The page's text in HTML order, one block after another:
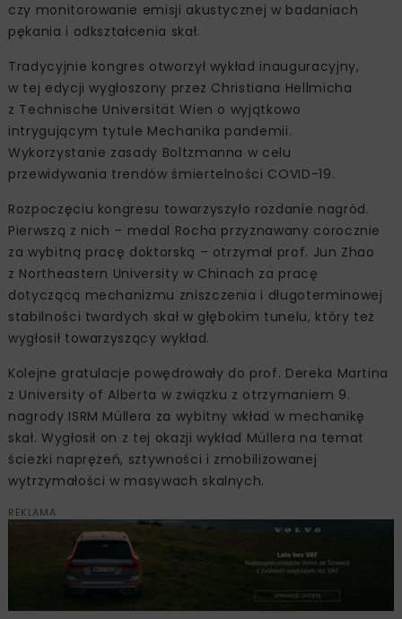
czy monitorowanie emisji akustycznej w badaniach
pękania i odkształcenia skał.
Tradycyjnie kongres otworzył wykład inauguracyjny,
w tej edycji wygłoszony przez Christiana Hellmicha
z Technische Universität Wien o wyjątkowo
intrygującym tytule Mechanika pandemii.
Wykorzystanie zasady Boltzmanna w celu
przewidywania trendów śmiertelności COVID-19.
Rozpoczęciu kongresu towarzyszyło rozdanie nagród.
Pierwszą z nich – medal Rocha przyznawany corocznie
za wybitną pracę doktorską – otrzymał prof. Jun Zhao
z Northeastern University w Chinach za pracę
dotyczącą mechanizmu zniszczenia i długoterminowej
stabilności twardych skał w głębokim tunelu, który też
wygłosił towarzyszący wykład.
Kolejne gratulacje powędrowały do prof. Dereka Martina
z University of Alberta w związku z otrzymaniem 9.
nagrody ISRM Müllera za wybitny wkład w mechanikę
skał. Wygłosił on z tej okazji wykład Müllera na temat
ścieżki naprężeń, sztywności i zmobilizowanej
wytrzymałości w masywach skalnych.
REKLAMA